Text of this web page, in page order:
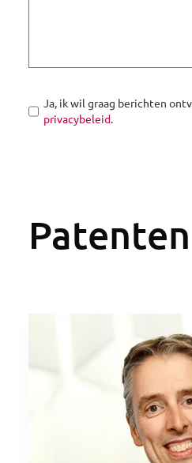
Ja, ik wil graag berichten
privacybeleid.
Patenten